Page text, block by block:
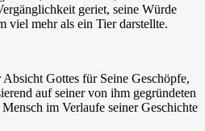
geriet, seine Würde
viel mehr als ein Tier darstellte.
Gottes für Seine Geschöpfe,
auf seiner von ihm gegründeten
im Verlaufe seiner Geschichte